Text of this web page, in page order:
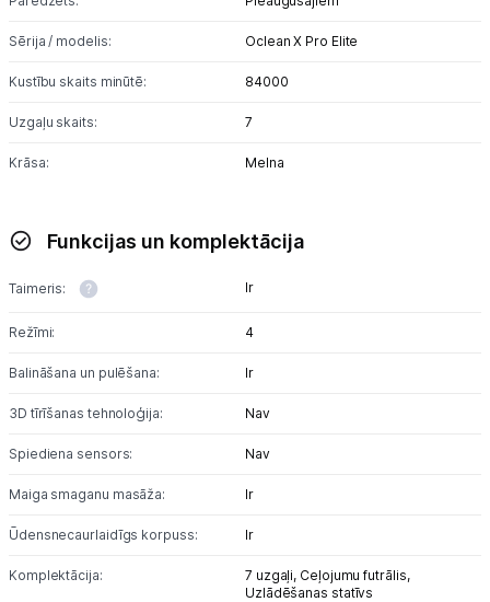
Sērija / modelis: Oclean X Pro Elite
Kustību skaits minūtē: 84000
Uzgaļu skaits: 7
Krāsa: Melna
Funkcijas un komplektācija
Taimeris: Ir
Režīmi: 4
Balināšana un pulēšana: Ir
3D tīrīšanas tehnoloģija: Nav
Spiediena sensors: Nav
Maiga smaganu masāža: Ir
Ūdensnecaurlaidīgs korpuss: Ir
Komplektācija: 7 uzgaļi, Ceļojumu futrālis,
Uzlādēšanas statīvs